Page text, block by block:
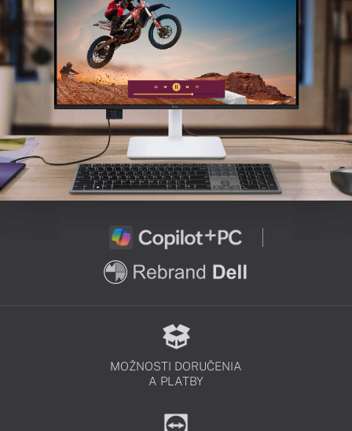
MOŽNOSTI DORUČENIA
A PLATBY